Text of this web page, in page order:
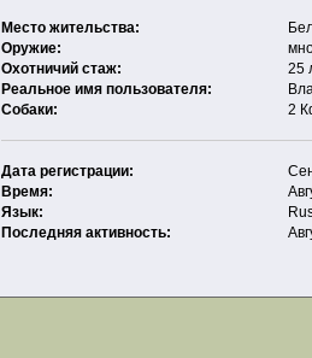
Место жительства:
Оружие:
Охотничий стаж:
25
Реальное имя пользователя:
Собаки:
2
Дата регистрации:
Время:
Язык:
Последняя активность: